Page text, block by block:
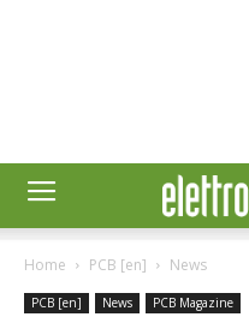
Home PCB [en] News
PCB [en] News PCB Magazine